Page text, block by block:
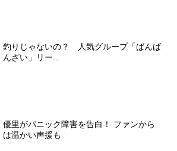
釣りじゃないの？ 人気グループ「ばんば
んざい」リー...
優里がパニック障害を告白！ ファンから
は温かい声援も